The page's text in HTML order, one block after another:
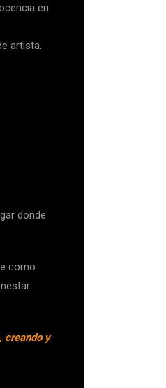
en
artista.
donde
como
creando y